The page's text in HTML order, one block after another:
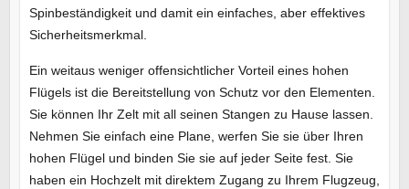
Spinbeständigkeit und damit ein einfaches, aber effektives
Sicherheitsmerkmal.
Ein weitaus weniger offensichtlicher Vorteil eines hohen
Flügels ist die Bereitstellung von Schutz vor den Elementen.
Sie können Ihr Zelt mit all seinen Stangen zu Hause lassen.
Nehmen Sie einfach eine Plane, werfen Sie sie über Ihren
hohen Flügel und binden Sie sie auf jeder Seite fest. Sie
haben ein Hochzelt mit direktem Zugang zu Ihrem Flugzeug,